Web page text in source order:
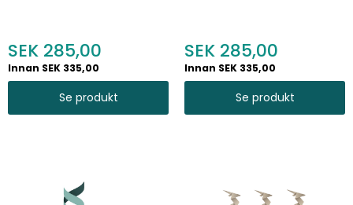
285,00
Innan SEK 335,00
Se produkt
285,00
Innan SEK 335,00
Se produkt